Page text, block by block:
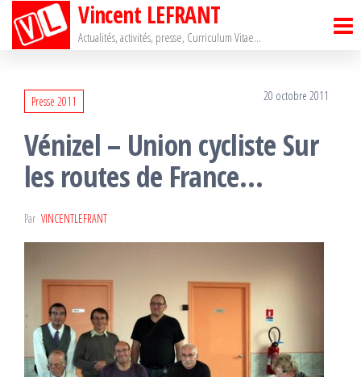
Passer
Vincent LEFRANT
Actualités, activités, presse, Curriculum Vitae…
Presse 2011 20 octobre 2011
Vénizel – Union cycliste Sur
les routes de France…
Par VINCENTLEFRANT